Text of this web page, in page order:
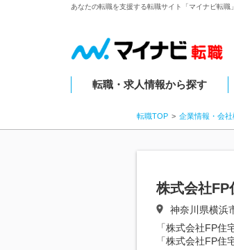
あなたの転職を支援する転職サイト「マイナビ転
転職・求人情報から探す
転職TOP 企業情報・会
株式会社FP
神奈川県横浜
「株式会社FP住
「株式会社FP